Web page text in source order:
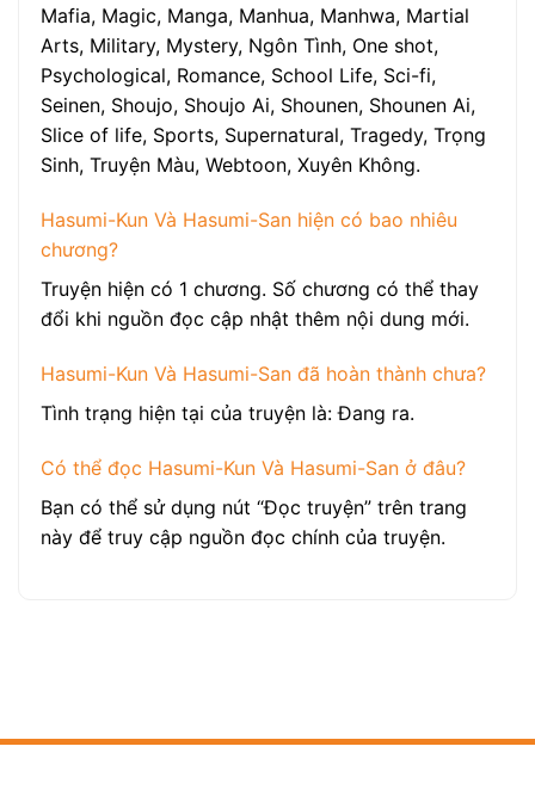
Mafia, Magic, Manga, Manhua, Manhwa, Martial
Arts, Military, Mystery, Ngôn Tình, One shot,
Psychological, Romance, School Life, Sci-fi,
Seinen, Shoujo, Shoujo Ai, Shounen, Shounen Ai,
Slice of life, Sports, Supernatural, Tragedy, Trọng
Sinh, Truyện Màu, Webtoon, Xuyên Không.
Hasumi-Kun Và Hasumi-San hiện có bao nhiêu
chương?
Truyện hiện có 1 chương. Số chương có thể thay
đổi khi nguồn đọc cập nhật thêm nội dung mới.
Hasumi-Kun Và Hasumi-San đã hoàn thành chưa?
Tình trạng hiện tại của truyện là: Đang ra.
Có thể đọc Hasumi-Kun Và Hasumi-San ở đâu?
Bạn có thể sử dụng nút “Đọc truyện” trên trang
này để truy cập nguồn đọc chính của truyện.